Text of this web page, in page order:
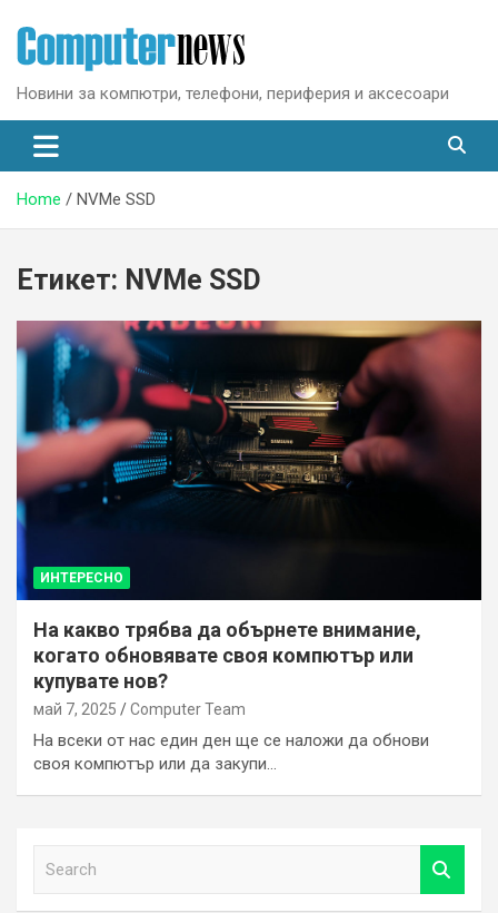
content
Новини за компютри, телефони, периферия и аксесоари
Home NVMe SSD
Етикет: NVMe SSD
ИНТЕРЕСНО
На какво трябва да обърнете внимание,
когато обновявате своя компютър или
купувате нов?
май 7, 2025 Computer Team
На всеки от нас един ден ще се наложи да обнови
своя компютър или да закупи…